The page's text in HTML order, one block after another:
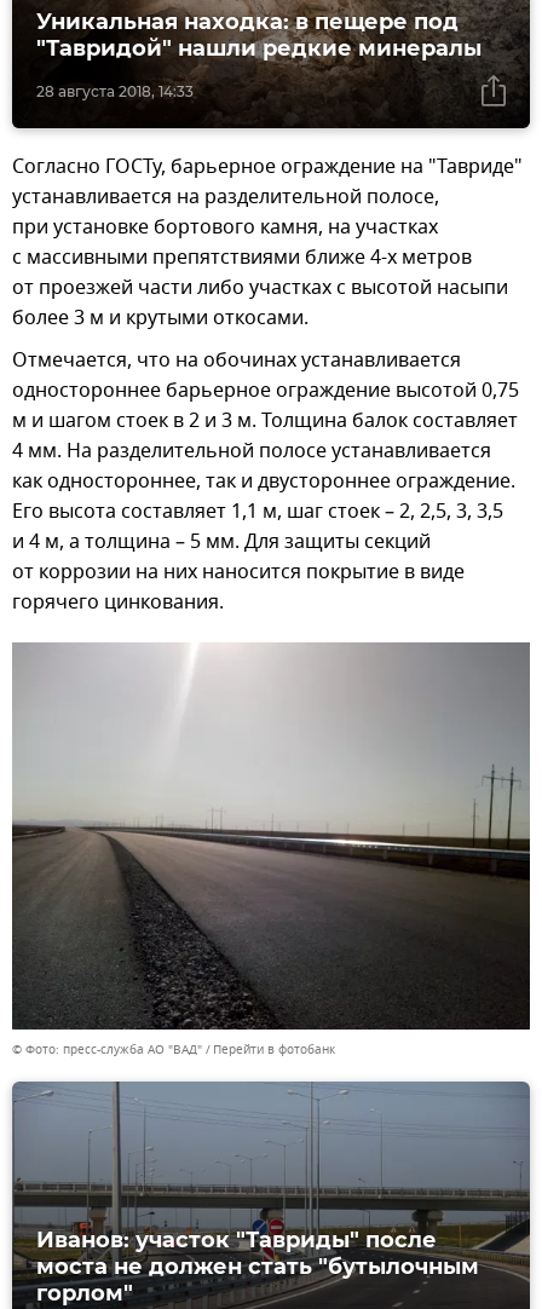
28 августа 2018, 14:33
Уникальная находка: в пещере под
"Тавридой" нашли редкие минералы
Согласно ГОСТу, барьерное ограждение на "Тавриде"
устанавливается на разделительной полосе,
при установке бортового камня, на участках
с массивными препятствиями ближе 4-х метров
от проезжей части либо участках с высотой насыпи
более 3 м и крутыми откосами.
Отмечается, что на обочинах устанавливается
одностороннее барьерное ограждение высотой 0,75
м и шагом стоек в 2 и 3 м. Толщина балок составляет
4 мм. На разделительной полосе устанавливается
как одностороннее, так и двустороннее ограждение.
Его высота составляет 1,1 м, шаг стоек – 2, 2,5, 3, 3,5
и 4 м, а толщина – 5 мм. Для защиты секций
от коррозии на них наносится покрытие в виде
горячего цинкования.
© Фото: пресс-служба АО "ВАД" Перейти в фотобанк
Иванов: участок "Тавриды" после
моста не должен стать "бутылочным
горлом"